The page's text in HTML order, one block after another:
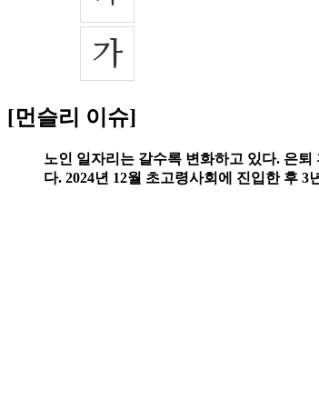
[먼슬리 이슈]
노인 일자리는 갈수록 변화하고 있다. 은
다. 2024년 12월 초고령사회에 진입한 후